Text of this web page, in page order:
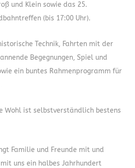
und Klein sowie das 25.
(bis 17:00 Uhr).
Technik, Fahrten mit der
Begegnungen, Spiel und
ein buntes Rahmenprogramm für
Wohl ist selbstverständlich bestens
Familie und Freunde mit und
uns ein halbes Jahrhundert